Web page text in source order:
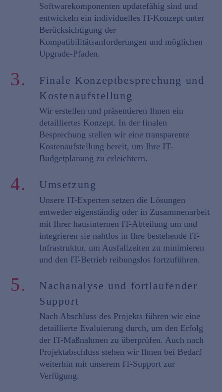
Softwarekomponenten updatefähig sind und
entwickeln ein individuelles IT-Konzept unter
Berücksichtigung der
Kompatibilitätsanforderungen und möglichen
Upgrade-Pfaden.
3.
Finale Konzeptbesprechung und
Kostenaufstellung
Wir erstellen und präsentieren Ihnen ein
detailliertes Konzept. In der finalen
Besprechung stellen wir eine transparente
Kostenaufstellung bereit, um Ihre IT-
Budgetplanung zu erleichtern.
4. Umsetzung
Unsere IT-Experten setzen die Lösungen
entweder eigenständig oder in Zusammenarbeit
mit Ihrer hausinternen IT-Abteilung um und
integrieren sie nahtlos in Ihre bestehende IT-
Infrastruktur, um Ausfallzeiten zu minimieren
und den IT-Betrieb reibungslos fortzuführen.
5.
Nachanalyse und fortlaufender
Support
Nach Abschluss des Projekts führen wir eine
detaillierte Evaluierung durch, um den Erfolg
der IT-Maßnahmen zu überprüfen. Auch nach
Projektabschluss stehen wir Ihnen bei Bedarf
weiterhin mit unserem IT-Support zur
Verfügung.